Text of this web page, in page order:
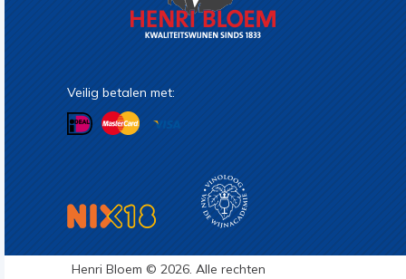
Veilig betalen met:
Henri Bloem © 2026. Alle rechten